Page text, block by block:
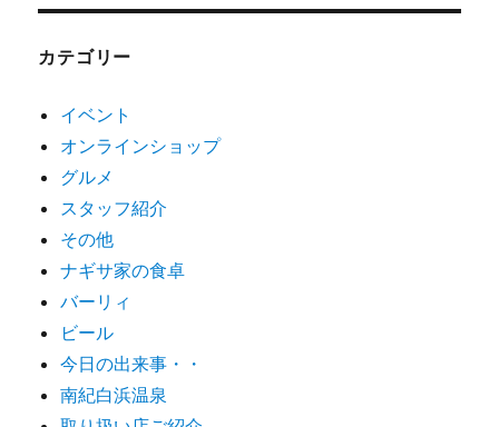
カテゴリー
イベント
オンラインショップ
グルメ
スタッフ紹介
その他
ナギサ家の食卓
バーリィ
ビール
今日の出来事・・
南紀白浜温泉